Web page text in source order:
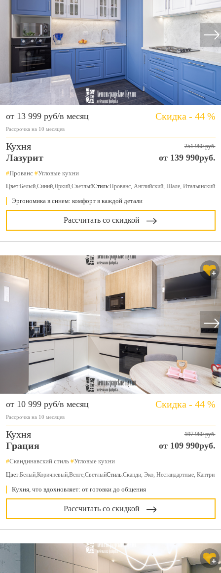
от 13 999 руб/в месяц Скидка - 44 %
Рассрочка на 10 месяцев
Кухня 251 980 руб.
Лазурит от 139 990руб.
#Прованс #Угловые кухни
Цвет:Белый,Синий,Яркий,СветлыйСтиль:Прованс, Английский, Шале, Итальянский
Эргономика в синем: комфорт в каждой детали
Рассчитать со скидкой
от 10 999 руб/в месяц Скидка - 44 %
Рассрочка на 10 месяцев
Кухня 197 980 руб.
Грация от 109 990руб.
#Скандинавский стиль #Угловые кухни
Цвет:Белый,Коричневый,Венге,СветлыйСтиль:Сканди, Эко, Нестандартные, Кантри
Кухня, что вдохновляет: от готовки до общения
Рассчитать со скидкой